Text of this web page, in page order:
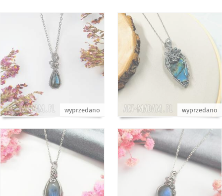
wyprzedano wyprzedano